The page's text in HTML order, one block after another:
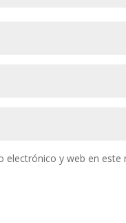
electrónico y web en